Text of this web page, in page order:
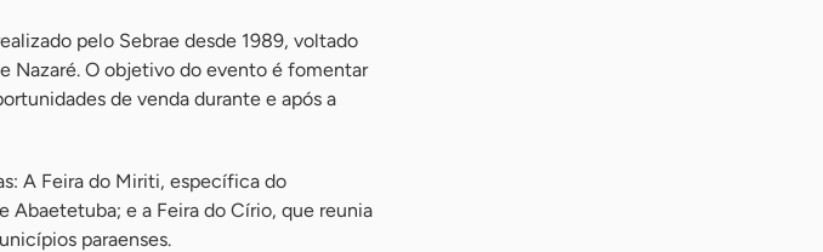
pelo Sebrae desde 1989, voltado
Nazaré. O objetivo do evento é fomentar
de venda durante e após a
A Feira do Miriti, específica do
e a Feira do Círio, que reunia
paraenses.